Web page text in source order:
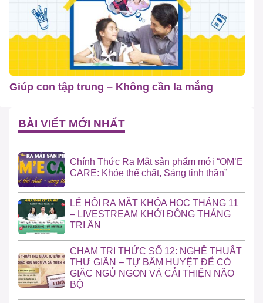
Giúp con tập trung – Không cần la mắng
BÀI VIẾT MỚI NHẤT
Chính Thức Ra Mắt sản phẩm mới “OM’E
CARE: Khỏe thể chất, Sáng tinh thần”
LỄ HỘI RA MẮT KHÓA HỌC THÁNG 11
– LIVESTREAM KHỞI ĐỘNG THÁNG
TRI ÂN
CHẠM TRI THỨC SỐ 12: NGHỆ THUẬT
THƯ GIÃN – TỰ BẤM HUYỆT ĐỂ CÓ
GIẤC NGỦ NGON VÀ CẢI THIỆN NÃO
BỘ